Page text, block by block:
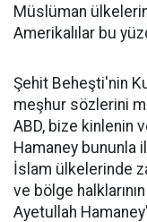
Müslüman
Amerikalılar bu
Şehit Beheşti'nin
meşhur sözlerini
ABD, bize kinlenin
Hamaney bununla
İslam ülkelerinde
ve bölge
Ayetullah